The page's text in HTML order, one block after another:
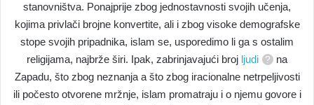
stanovništva. Ponajprije zbog jednostavnosti svojih učenja,
kojima privlači brojne konvertite, ali i zbog visoke demografske
stope svojih pripadnika, islam se, usporedimo li ga s ostalim
religijama, najbrže širi. Ipak, zabrinjavajući broj ljudi
na
Zapadu, što zbog neznanja a što zbog iracionalne netrpeljivosti
ili počesto otvorene mržnje, islam promatraju i o njemu govore i